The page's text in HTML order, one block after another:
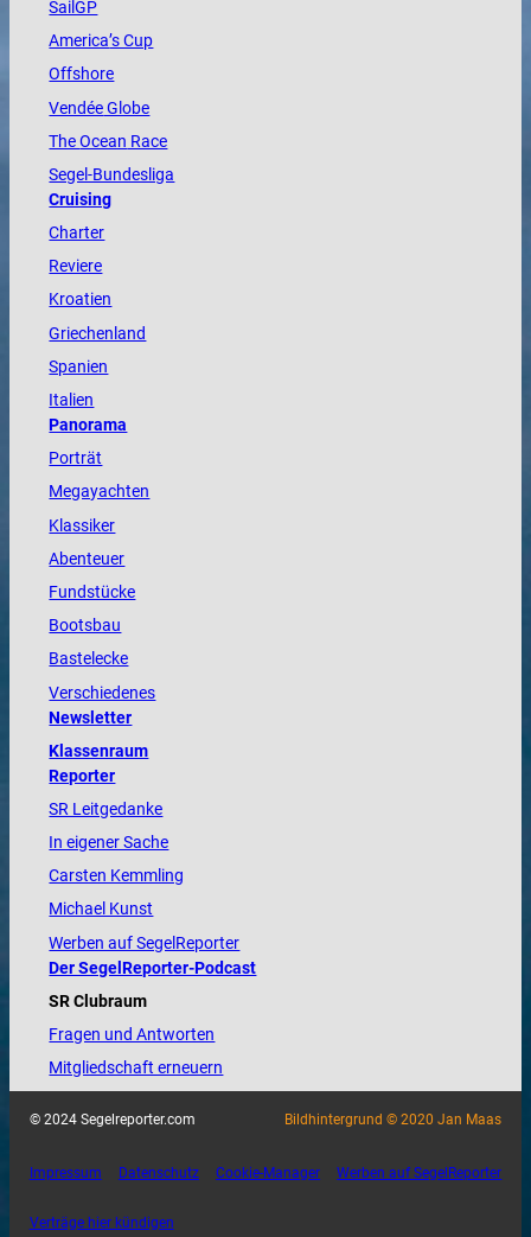
SailGP
America’s Cup
Offshore
VendéeGlobe
TheOcean Race
Segel-Bundesliga
Cruising
Charter
Reviere
Kroatien
Griechenland
Spanien
Italien
Panorama
Porträt
Megayachten
Klassiker
Abenteuer
Fundstücke
Bootsbau
Bastelecke
Verschiedenes
Newsletter
Klassenraum
Reporter
SR Leitgedanke
In eigener Sache
Carsten Kemmling
Michael Kunst
Werben auf SegelReporter
Der SegelReporter-Podcast
SR Clubraum
Fragen und Antworten
Mitgliedschaft erneuern
© 2024 Segelreporter.com Bildhintergrund © 2020 Jan Maas
Impressum Datenschutz Cookie-Manager Werben auf SegelReporter
Verträge hier kündigen